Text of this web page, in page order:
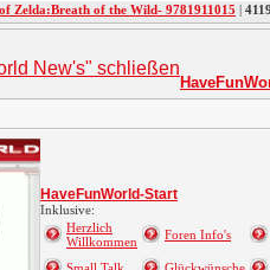
Zelda:Breath of the Wild- 9781911015 |
HaveFunWorld-Start
Inklusive:
Herzlich
Willkommen
Foren Info's